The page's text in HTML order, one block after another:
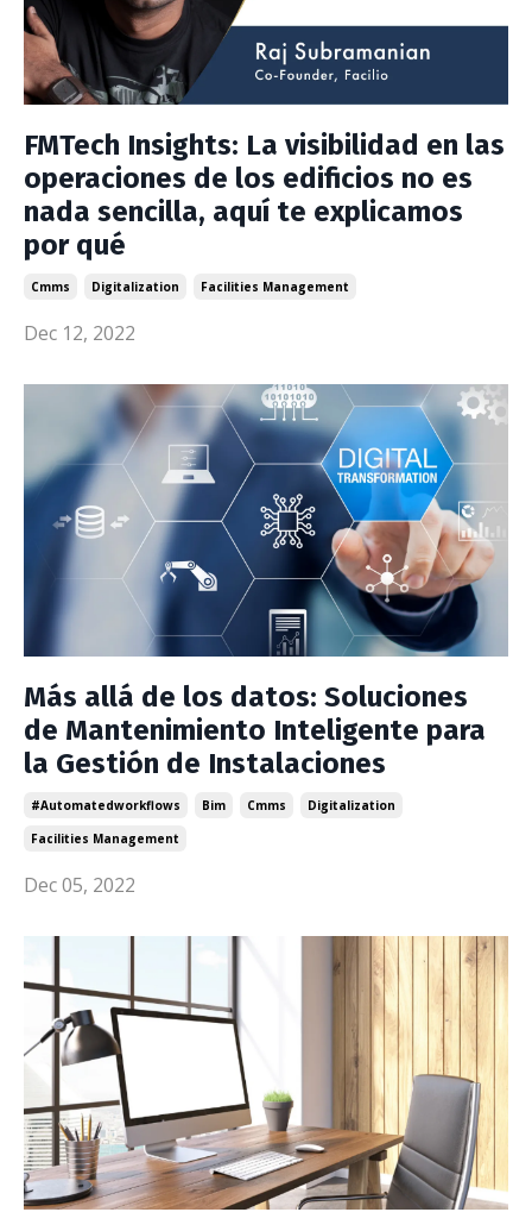
FMTech Insights: La visibilidad en las
operaciones de los edificios no es
nada sencilla, aquí te explicamos
por qué
Cmms Digitalization Facilities Management
Dec 12, 2022
Más allá de los datos: Soluciones
de Mantenimiento Inteligente para
la Gestión de Instalaciones
#automatedworkflows Bim Cmms
Digitalization
Facilities Management
Dec 05, 2022